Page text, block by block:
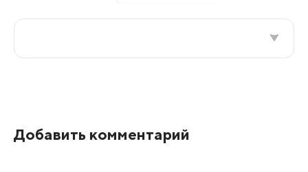
Добавить комментарий